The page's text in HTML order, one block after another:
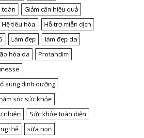
toàn
Giảm cân hiệu quả
Hệ tiêu hóa
Hỗ trợ miễn dịch
Làm đẹp
làm đẹp da
hóa da
Protandim
sung dinh dưỡng
sóc sức khỏe
nhiên
Sức khỏe toàn diện
thể
sữa non